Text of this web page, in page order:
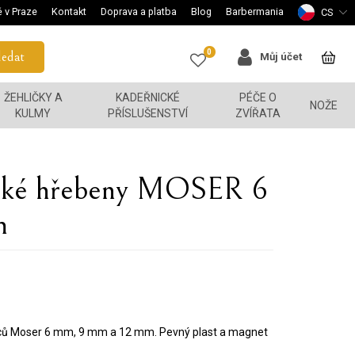
v Praze Kontakt Doprava a platba Blog Barbermania CS
0 Můj účet
ŽEHLIČKY A
KULMY
KADEŘNICKÉ
PŘÍSLUŠENSTVÍ
PÉČE O
ZVÍŘATA
NOŽE
hřebeny MOSER 6
Moser 6 mm, 9 mm a 12 mm. Pevný plast a magnet